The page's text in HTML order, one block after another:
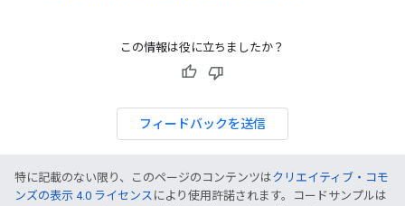
この情報は役に立ちましたか？
フィードバックを送信
特に記載のない限り、このページのコンテンツはクリエイティブ・コモ
ンズの表示 4.0 ライセンス により使用許諾されます。コードサンプルは